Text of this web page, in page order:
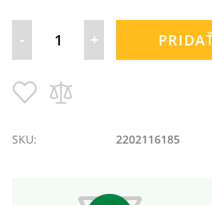
- +
Pridať
do
SKU:
2202116185